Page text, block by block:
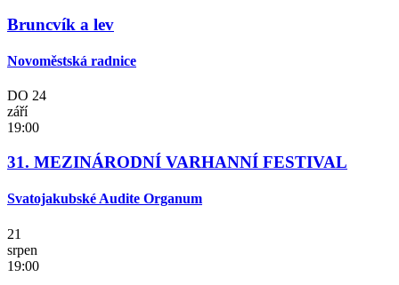
Bruncvík a lev
Novoměstská radnice
DO 24
září
19:00
31. MEZINÁRODNÍ VARHANNÍ FESTIVAL
Svatojakubské Audite Organum
21
srpen
19:00